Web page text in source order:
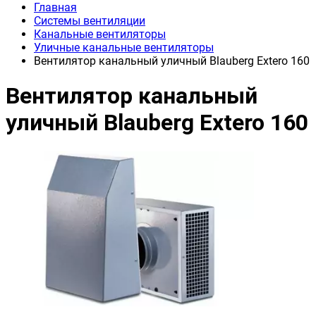
Главная
Системы вентиляции
Канальные вентиляторы
Уличные канальные вентиляторы
Вентилятор канальный уличный Blauberg Extero 160
Вентилятор канальный
уличный Blauberg Extero 160